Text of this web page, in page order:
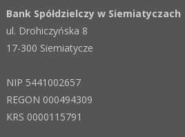
Bank Spółdzielczy w Siemiatyczach
ul. Drohiczyńska 8
17-300 Siemiatycze
NIP 5441002657
REGON 000494309
KRS 0000115791